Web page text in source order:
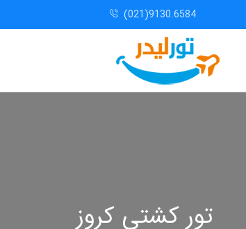
(021)9130.6584
تور کشتی کروز